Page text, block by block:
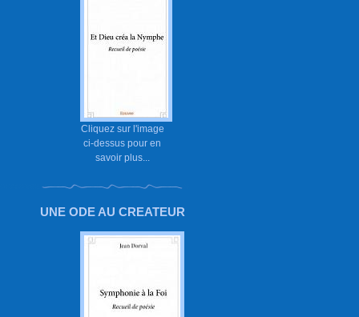
Cliquez sur l'image
ci-dessus pour en
savoir plus...
UNE ODE AU CREATEUR